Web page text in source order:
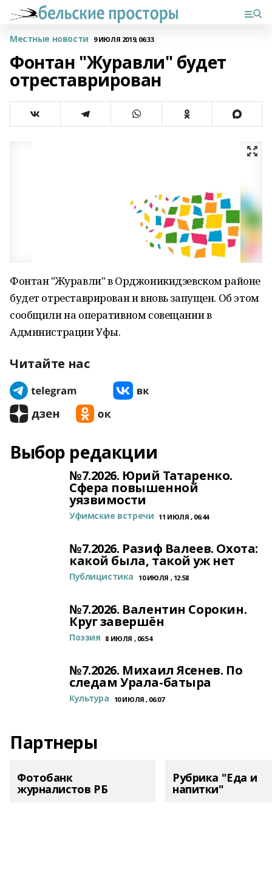
Местные новости 9 ИЮЛЯ 2019, 06:33
Фонтан "Журавли" будет
отреставрирован
Фонтан "Журавли" в Орджоникидзевском районе
будет отреставрирован и вновь запущен. Об этом
сообщили на оперативном совещании в
Администрации Уфы.
Читайте нас
Выбор редакции
№7.2026. Юрий Татаренко.
Сфера повышенной
уязвимости
Уфимские встречи 11 ИЮЛЯ , 06:44
№7.2026. Разиф Валеев. Охота:
какой была, такой уж нет
Публицистика 10 ИЮЛЯ , 12:58
№7.2026. Валентин Сорокин.
Круг завершён
Поэзия 8 ИЮЛЯ , 06:54
№7.2026. Михаил Ясенев. По
следам Урала-батыра
Культура 10 ИЮЛЯ , 06:07
Партнеры
Фотобанк
журналистов РБ
Рубрика "Еда и
напитки"